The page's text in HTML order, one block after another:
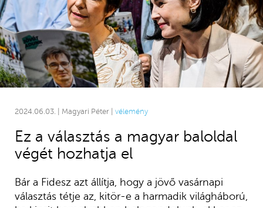
2024.06.03. | Magyari Péter | vélemény
Ez a választás a magyar baloldal
végét hozhatja el
Bár a Fidesz azt állítja, hogy a jövő vasárnapi
választás tétje az, kitör-e a harmadik világháború,